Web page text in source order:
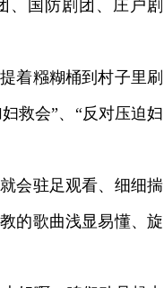
、国防剧团、庄户剧
着糨糊桶到村子里刷
救会”、“反对压迫妇
会驻足观看、细细揣
的歌曲浅显易懂、旋